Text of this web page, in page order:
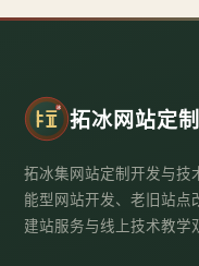
拓冰网站定制
拓冰集网站定制开发与技
能型网站开发、老旧站点
建站服务与线上技术教学